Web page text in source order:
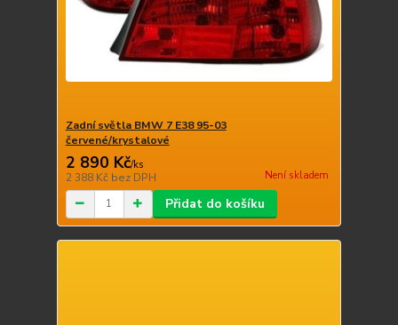
Zadní světla BMW 7 E38 95-03
červené/krystalové
2 890 Kč/ks
2 388 Kč bez DPH Není skladem
Přidat do košíku